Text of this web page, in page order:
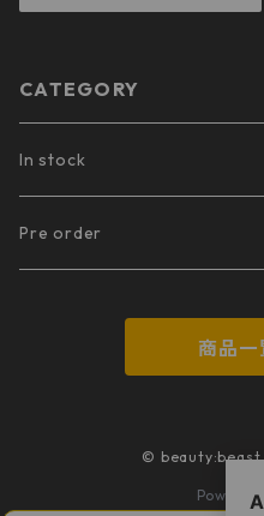
CATEGORY
In stock
Pre order
商品一
©